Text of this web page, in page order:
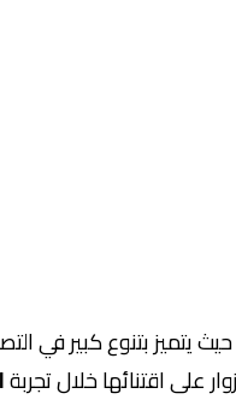
يتميز بتنوع كبير في
على اقتنائها خلال تجربة